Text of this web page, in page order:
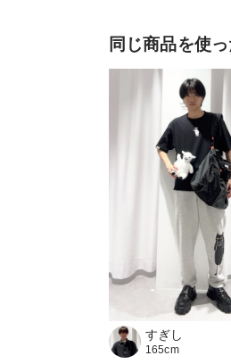
同じ商品を使
すぎし
165cm